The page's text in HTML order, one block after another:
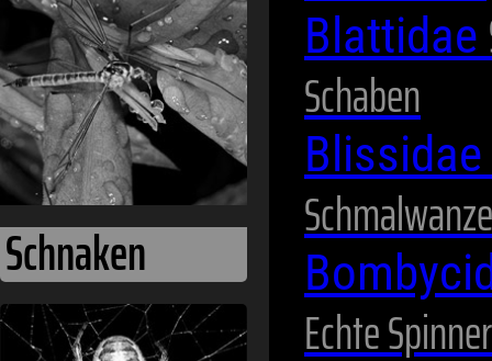
Spinnentiere
Blattidae
Schaben
Blissidae
Echte Spinner